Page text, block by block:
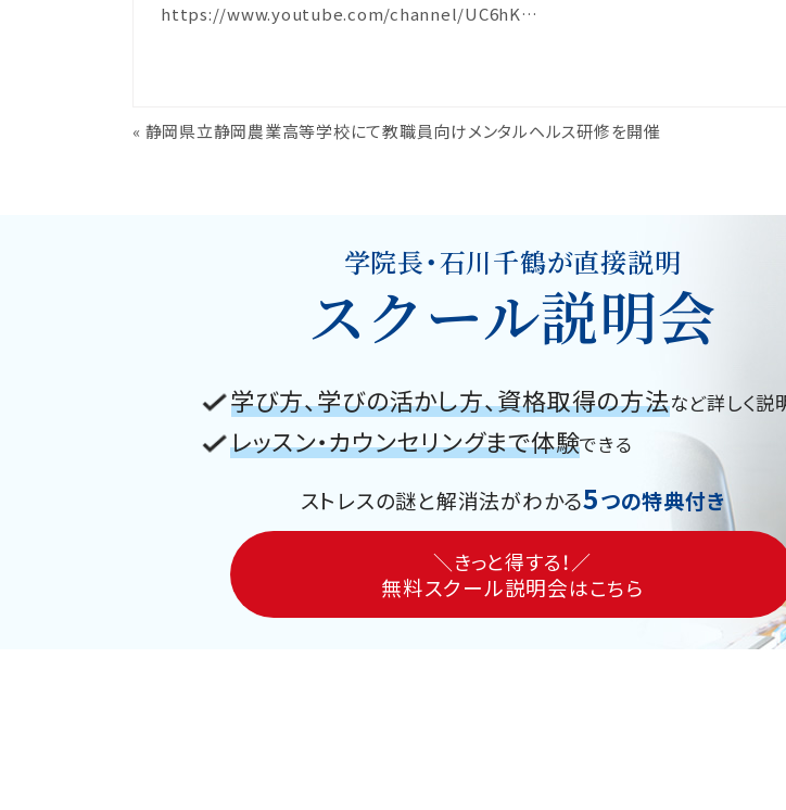
https://www.youtube.com/channel/UC6hK…
« 静岡県立静岡農業高等学校にて教職員向けメンタルヘルス研修を開催
学院長・石川千鶴が直接説明
スクール説明会
学び方、学びの活かし方、資格取得の方法など詳しく説
レッスン・カウンセリングまで体験できる
ストレスの謎と解消法がわかる5つの特典付き
＼きっと得する！／
無料スクール説明会はこちら